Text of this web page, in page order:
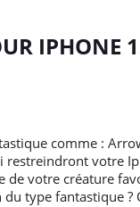
IPHONE
comme :
votre
de votre créature
type fantastique ?